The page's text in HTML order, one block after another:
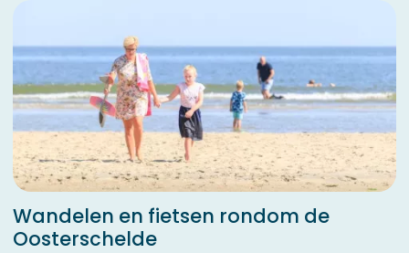
Wandelen en fietsen rondom de
Oosterschelde